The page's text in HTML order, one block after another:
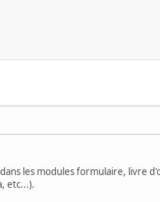
les modules formulaire, livre
etc...).